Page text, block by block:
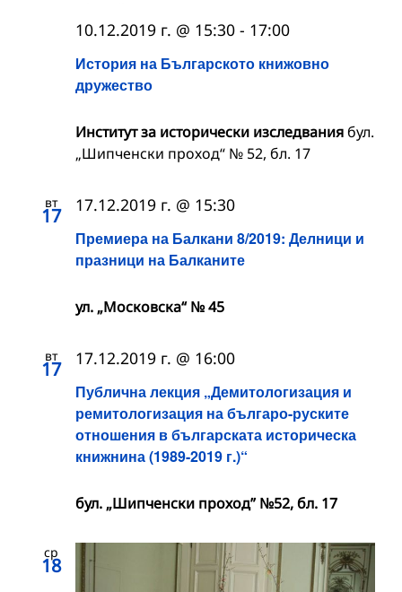
История на Българското книжовно
дружество
10.12.2019 г. @ 15:30 - 17:00
Институт за исторически изследваниябул.
„Шипченски проход“ № 52, бл. 17
вт
17
Премиера на Балкани 8/2019: Делници и
празници на Балканите
17.12.2019 г. @ 15:30
ул. „Московска“ № 45
вт
17
Публична лекция „Демитологизация и
ремитологизация на българо-руските
отношения в българската историческа
книжнина (1989-2019 г.)“
17.12.2019 г. @ 16:00
бул. „Шипченски проход” №52, бл. 17
ср
18